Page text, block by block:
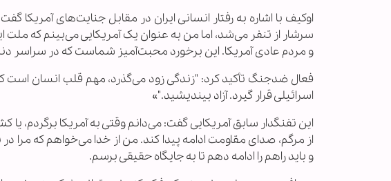
اوکیف با اشاره به رفتار انسانی ایران در مقابل جنایت‌های آمریکا
سرشار از تنفر می‌شد، اما من به عنوان یک آمریکایی می‌بینم که
و مردم عادی آمریکا. این برخورد محبت‌آمیز شماست که در سراسر
فعال ضدجنگ تأکید کرد: "زندگی زود می‌گذرد، مهم قلب انسان است
اسرائیلی قرار گیرد. آزاد بیندیشید."»
این تفنگدار سابق آمریکایی گفت: می‌دانم وقتی به آمریکا برگردم،
از مرگم، صدای مقاومت ادامه پیدا کند. من از خدا می‌خواهم که مرا
و باید راهم را ادامه دهم تا به جایگاه حقیقی برسم.